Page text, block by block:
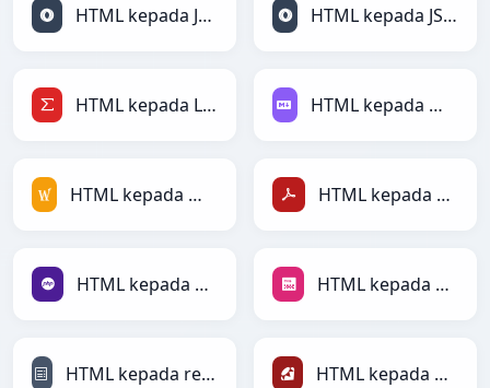
HTML kepada JSON HTML kepada JSONLines
HTML kepada LaTeX HTML kepada Markdown
HTML kepada MediaWiki HTML kepada PDF
HTML kepada PHP HTML kepada PNG
HTML kepada reStructuredText HTML kepada Ruby